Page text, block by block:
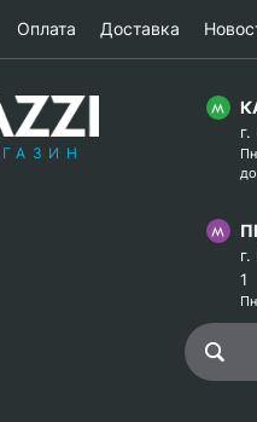
Оплата Доставка
1